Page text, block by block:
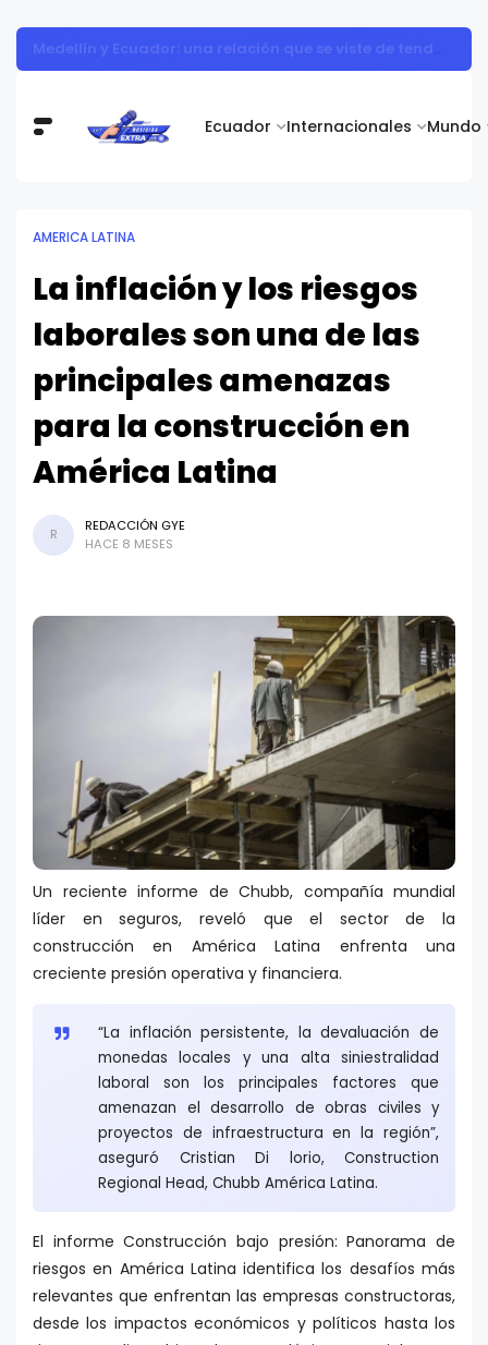
Ecuador Internacionales Mundo
Adiós al "carrito abandonado": estrategias para cerrar más ventas en las rebajas de mitad de año en Ecuador
AMERICA LATINA
La inflación y los riesgos
laborales son una de las
principales amenazas
para la construcción en
América Latina
R
REDACCIÓN GYE
HACE 8 MESES
Un reciente informe de Chubb, compañía mundial
líder en seguros, reveló que el sector de la
construcción en América Latina enfrenta una
creciente presión operativa y financiera.
“La inflación persistente, la devaluación de
monedas locales y una alta siniestralidad
laboral son los principales factores que
amenazan el desarrollo de obras civiles y
proyectos de infraestructura en la región”,
aseguró Cristian Di lorio, Construction
Regional Head, Chubb América Latina.
El informe Construcción bajo presión: Panorama de
riesgos en América Latina identifica los desafíos más
relevantes que enfrentan las empresas constructoras,
desde los impactos económicos y políticos hasta los